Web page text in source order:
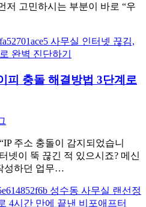
저 고민하시는 부분이 바로 “우
피 충돌 해결방법 3단계로
주소 충돌이 감지되었습니
넷이 뚝 끊긴 적 있으시죠? 메신
성하던 업무…